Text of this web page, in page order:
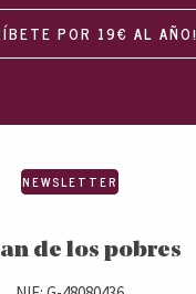
POR 19€ AL AÑO!
de los pobres
NEWSLETTER